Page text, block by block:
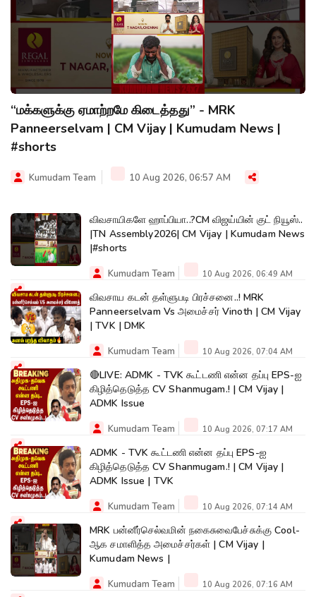
“மக்களுக்கு ஏமாற்றமே கிடைத்தது” - MRK
Panneerselvam | CM Vijay | Kumudam News |
#shorts
Kumudam Team 10 Aug 2026, 06:57 AM
விவசாயிகளே ஹாப்பியா..?CM விஜய்யின் குட் நியூஸ்..
|TN Assembly2026| CM Vijay | Kumudam News
|#shorts
Kumudam Team 10 Aug 2026, 06:49 AM
விவசாய கடன் தள்ளுபடி பிரச்சனை..! MRK
Panneerselvam Vs அமைச்சர் Vinoth | CM Vijay
| TVK | DMK
Kumudam Team 10 Aug 2026, 07:04 AM
🔴LIVE: ADMK - TVK கூட்டணி என்ன தப்பு EPS-ஐ
கிழித்தெடுத்த CV Shanmugam.! | CM Vijay |
ADMK Issue
Kumudam Team 10 Aug 2026, 07:17 AM
ADMK - TVK கூட்டணி என்ன தப்பு EPS-ஐ
கிழித்தெடுத்த CV Shanmugam.! | CM Vijay |
ADMK Issue | TVK
Kumudam Team 10 Aug 2026, 07:14 AM
MRK பன்னீர்செல்வமின் நகைசுவைபேச்சுக்கு Cool-
ஆக சமாளித்த அமைச்சர்கள் | CM Vijay |
Kumudam News |
Kumudam Team 10 Aug 2026, 07:16 AM